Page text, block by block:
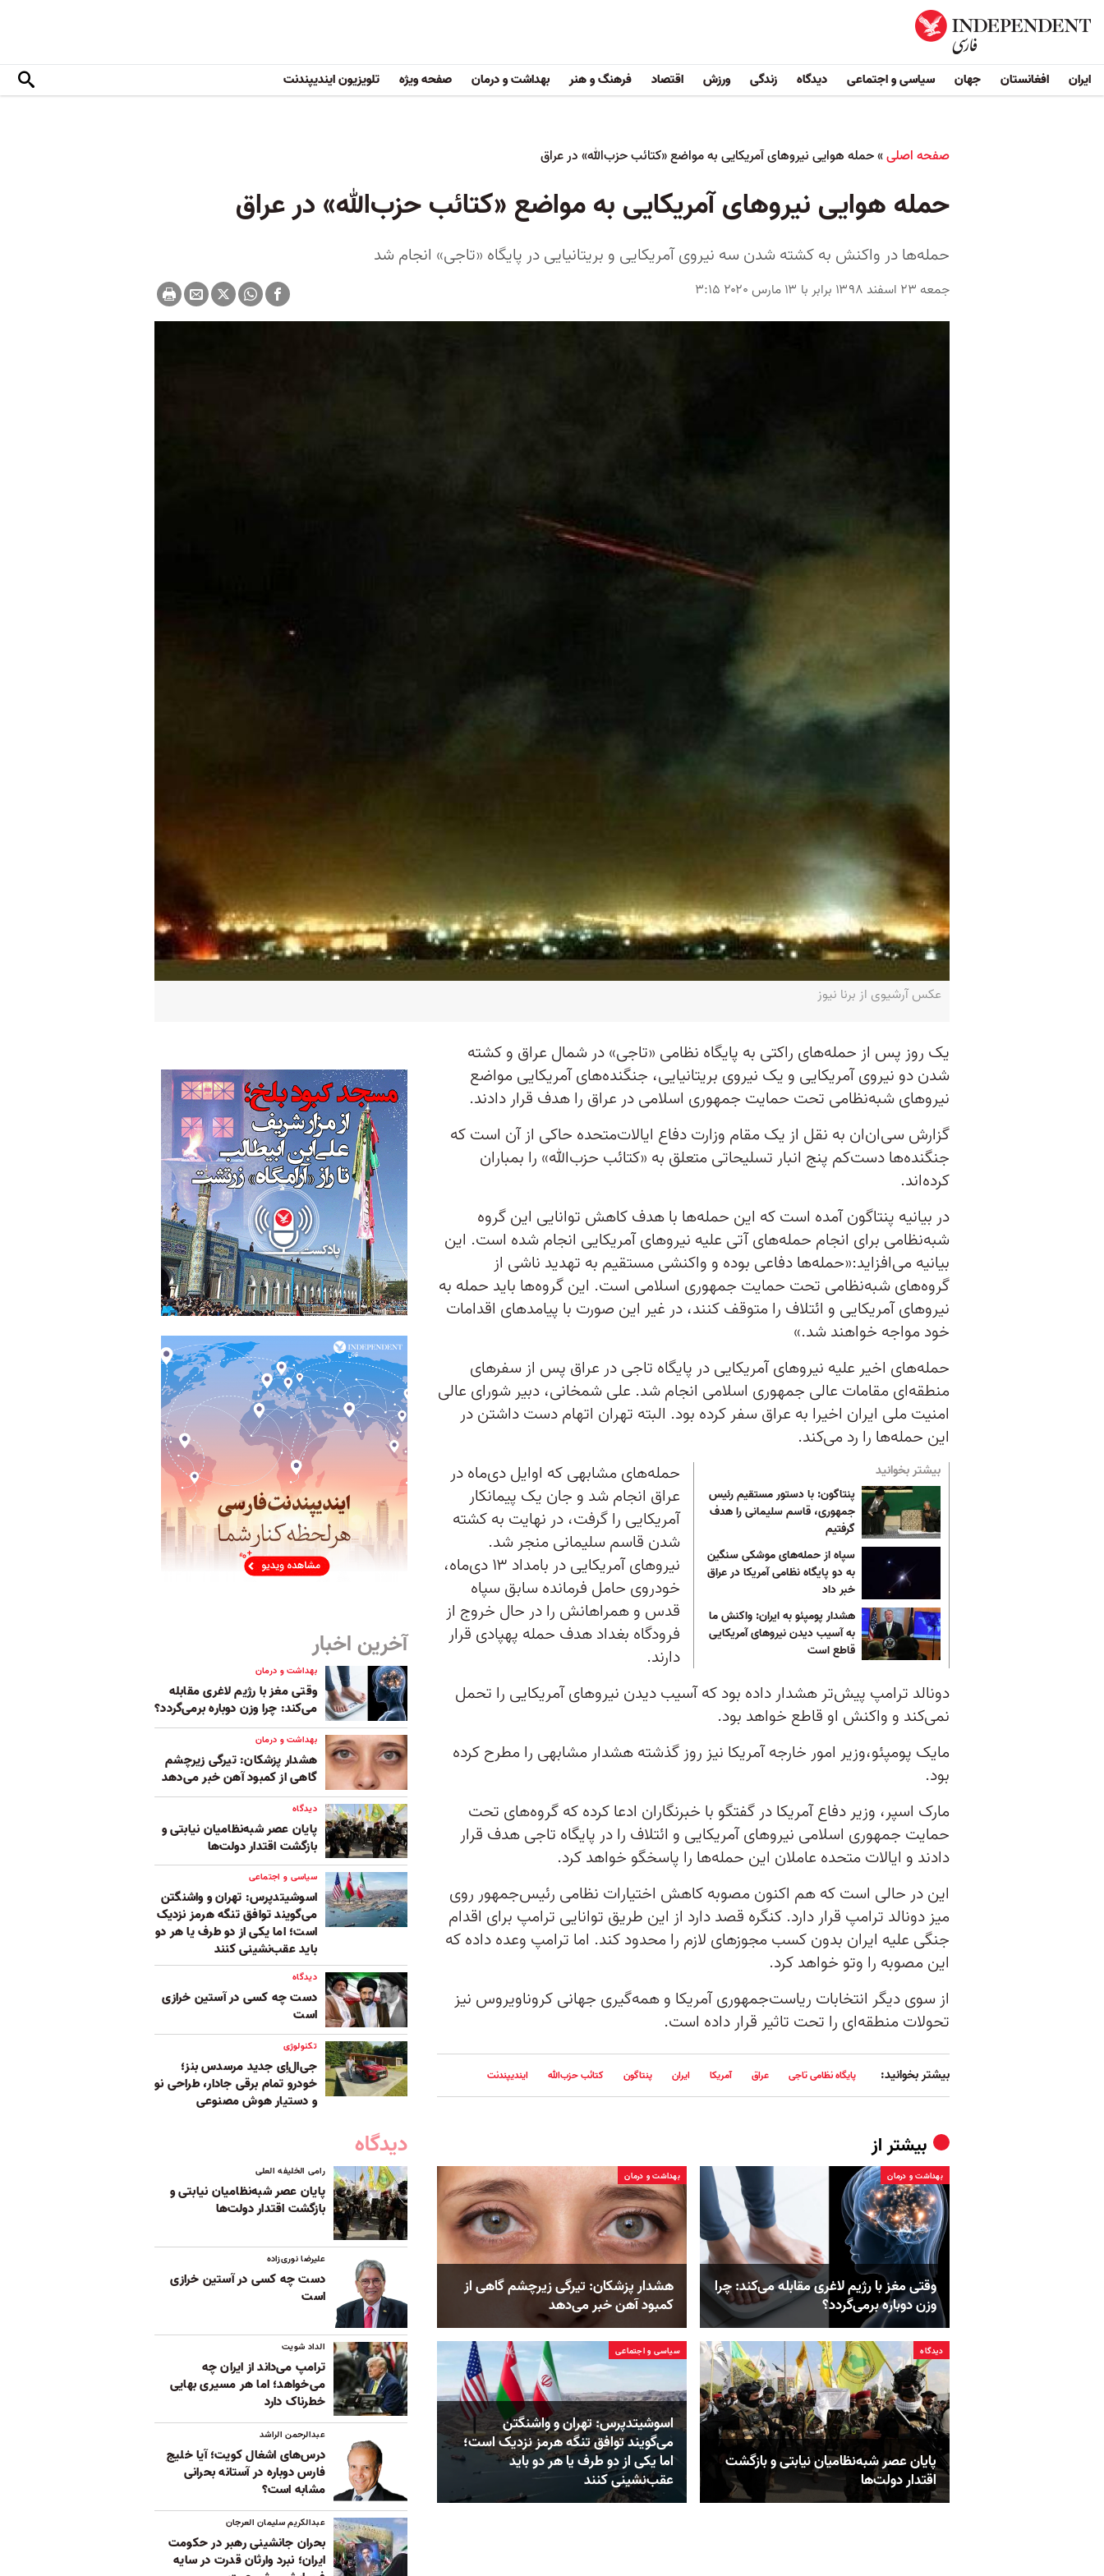
ایران افغانستان جهان سیاسی و اجتماعی دیدگاه زندگی ورزش اقتصاد فرهنگ و هنر بهداشت و درمان صفحه ویژه تلویزیون ایندیپندنت
صفحه اصلی»حمله هوایی نیروهای آمریکایی به مواضع «کتائب حزب‌الله» در عراق
حمله هوایی نیروهای آمریکایی به مواضع «کتائب حزب‌الله» در عراق
حمله‌ها در واکنش به کشته شدن سه نیروی آمریکایی و بریتانیایی در پایگاه «تاجی» انجام شد
جمعه ۲۳ اسفند ۱۳۹۸ برابر با ۱۳ مارس ۲۰۲۰ ۳:۱۵
عکس آرشیوی از برنا نیوز
یک روز پس از حمله‌های راکتی به پایگاه نظامی «تاجی» در شمال عراق و کشته
شدن دو نیروی آمریکایی و یک نیروی بریتانیایی، جنگنده‌های آمریکایی مواضع
نیروهای شبه‌نظامی تحت حمایت جمهوری اسلامی در عراق را هدف قرار دادند.
گزارش سی‌ان‌ان به نقل از یک مقام وزارت دفاع ایالات‌متحده حاکی از آن است که
جنگنده‌ها دست‌کم پنج انبار تسلیحاتی متعلق به «کتائب حزب‌الله» را بمباران
کرده‌اند.
در بیانیه پنتاگون آمده است که این حمله‌ها با هدف کاهش توانایی این گروه
شبه‌نظامی برای انجام حمله‌های آتی علیه نیروهای آمریکایی انجام شده است. این
بیانیه می‌افزاید:«حمله‌ها دفاعی بوده و واکنشی مستقیم به تهدید ناشی از
گروه‌های شبه‌نظامی تحت حمایت جمهوری اسلامی است. این گروه‌ها باید حمله به
نیروهای آمریکایی و ائتلاف را متوقف کنند، در غیر این صورت با پیامدهای اقدامات
خود مواجه خواهند شد.»
حمله‌های اخیر علیه نیروهای آمریکایی در پایگاه تاجی در عراق پس از سفرهای
منطقه‌ای مقامات عالی جمهوری اسلامی انجام شد. علی شمخانی، دبیر شورای عالی
امنیت ملی ایران اخیرا به عراق سفر کرده بود. البته تهران اتهام دست داشتن در
این حمله‌ها را رد می‌کند.
بیشتر بخوانید
پنتاگون: با دستور مستقیم رئیس
جمهوری، قاسم سلیمانی را هدف
گرفتیم
سپاه از حمله‌های موشکی سنگین
به دو پایگاه نظامی آمریکا در عراق
خبر داد
هشدار پومپئو به ایران: واکنش ما
به آسیب دیدن نیروهای آمریکایی
قاطع است
حمله‌های مشابهی که اوایل دی‌ماه در
عراق انجام شد و جان یک پیمانکار
آمریکایی را گرفت، در نهایت به کشته
شدن قاسم سلیمانی منجر شد.
نیروهای آمریکایی در بامداد ۱۳ دی‌ماه،
خودروی حامل فرمانده سابق سپاه
قدس و همراهانش را در حال خروج از
فرودگاه بغداد هدف حمله پهپادی قرار
دارند.
دونالد ترامپ پیش‌تر هشدار داده بود که آسیب دیدن نیروهای آمریکایی را تحمل
نمی‌کند و واکنش او قاطع خواهد بود.
مایک پومپئو،‌وزیر امور خارجه آمریکا نیز روز گذشته هشدار مشابهی را مطرح کرده
بود.
مارک اسپر، وزیر دفاع آمریکا در گفتگو با خبرنگاران ادعا کرده که گروه‌های تحت
حمایت جمهوری اسلامی نیروهای آمریکایی و ائتلاف را در پایگاه تاجی هدف قرار
دادند و ایالات متحده عاملان این حمله‌ها را پاسخگو خواهد کرد.
این در حالی است که هم اکنون مصوبه کاهش اختیارات نظامی رئیس‌جمهور روی
میز دونالد ترامپ قرار دارد. کنگره قصد دارد از این طریق توانایی ترامپ برای اقدام
جنگی علیه ایران بدون کسب مجوزهای لازم را محدود کند. اما ترامپ وعده داده که
این مصوبه را وتو خواهد کرد.
از سوی دیگر انتخابات ریاست‌جمهوری آمریکا و همه‌گیری جهانی کروناویروس نیز
تحولات منطقه‌ای را تحت تاثیر قرار داده است.
بیشتر بخوانید: پایگاه نظامی تاجی عراق آمریکا ایران پنتاگون کتائب حزب‌الله ایندیپندنت
بیشتر از
بهداشت و درمان
وقتی مغز با رژیم لاغری مقابله می‌کند: چرا
وزن دوباره برمی‌گردد؟
بهداشت و درمان
هشدار پزشکان: تیرگی زیرچشم گاهی از
کمبود آهن خبر می‌دهد
دیدگاه
پایان عصر شبه‌نظامیان نیابتی و بازگشت
اقتدار دولت‌ها
سیاسی و اجتماعی
اسوشیتدپرس: تهران و واشنگتن
می‌گویند توافق تنگه هرمز نزدیک است؛
اما یکی از دو طرف یا هر دو باید
عقب‌نشینی کنند
آخرین اخبار
بهداشت و درمان
وقتی مغز با رژیم لاغری مقابله
می‌کند: چرا وزن دوباره برمی‌گردد؟
بهداشت و درمان
هشدار پزشکان: تیرگی زیرچشم
گاهی از کمبود آهن خبر می‌دهد
دیدگاه
پایان عصر شبه‌نظامیان نیابتی و
بازگشت اقتدار دولت‌ها
سیاسی و اجتماعی
اسوشیتدپرس: تهران و واشنگتن
می‌گویند توافق تنگه هرمز نزدیک
است؛ اما یکی از دو طرف یا هر دو
باید عقب‌نشینی کنند
دیدگاه
دست چه کسی در آستین خرازی
است
تکنولوژی
جی‌ال‌اِی جدید مرسدس بنز؛
خودرو تمام برقی جادار، طراحی نو
و دستیار هوش مصنوعی
دیدگاه
رامی الخلیفه العلی
پایان عصر شبه‌نظامیان نیابتی و
بازگشت اقتدار دولت‌ها
علیرضا نوری‌زاده
دست چه کسی در آستین خرازی
است
الداد شویت
ترامپ می‌داند از ایران چه
می‌خواهد؛ اما هر مسیری بهایی
خطرناک دارد
عبدالرحمن الراشد
درس‌های اشغال کویت؛ آیا خلیج
فارس دوباره در آستانه بحرانی
مشابه است؟
عبدالکریم سلیمان العرجان
بحران جانشینی رهبر در حکومت
ایران؛ نبرد وارثان قدرت در سایه